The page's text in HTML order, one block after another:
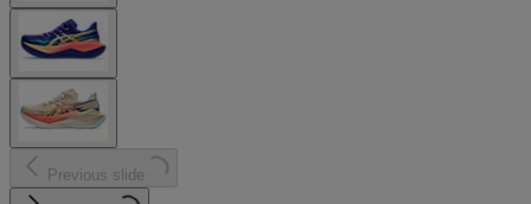
Previous slide